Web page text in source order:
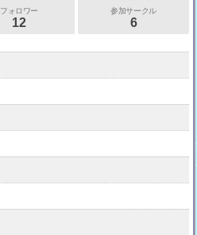
フォロワー
12
参加サークル
6